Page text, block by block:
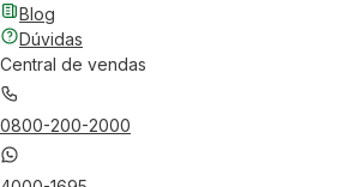
Blog
Dúvidas
Central de vendas
0800-200-2000